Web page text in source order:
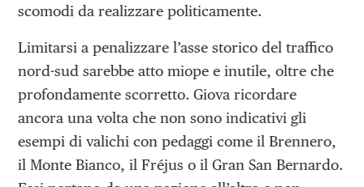
scomodi da realizzare politicamente.
Limitarsi a penalizzare l’asse storico del traffico
nord-sud sarebbe atto miope e inutile, oltre che
profondamente scorretto. Giova ricordare
ancora una volta che non sono indicativi gli
esempi di valichi con pedaggi come il Brennero,
il Monte Bianco, il Fréjus o il Gran San Bernardo.